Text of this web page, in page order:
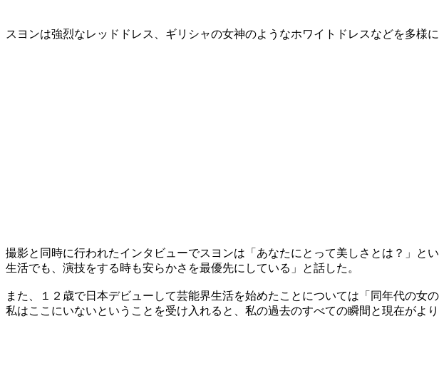
スヨンは強烈なレッドドレス、ギリシャの女神のようなホワイトドレスなどを多様
撮影と同時に行われたインタビューでスヨンは「あなたにとって美しさとは？」
生活でも、演技をする時も安らかさを最優先にしている」と話した。
また、１２歳で日本デビューして芸能界生活を始めたことについては「同年代の
私はここにいないということを受け入れると、私の過去のすべての瞬間と現在がよ